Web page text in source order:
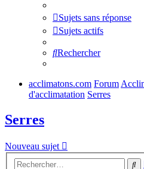
Sujets sans réponse
Sujets actifs
Rechercher
acclimatons.com Forum
d'acclimatation Serres
Serres
Nouveau sujet